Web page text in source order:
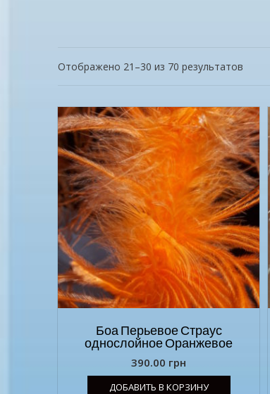
Отображено 21–30 из 70 результатов
Боа Перьевое Страус
однослойное Оранжевое
390.00 грн
ДОБАВИТЬ В КОРЗИНУ